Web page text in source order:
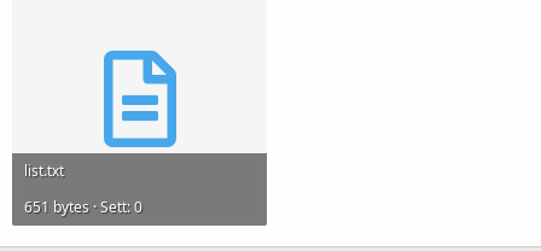
list.txt
651 bytes · Sett: 0